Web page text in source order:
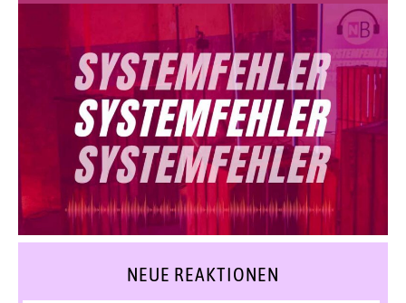
NEUE REAKTIONEN